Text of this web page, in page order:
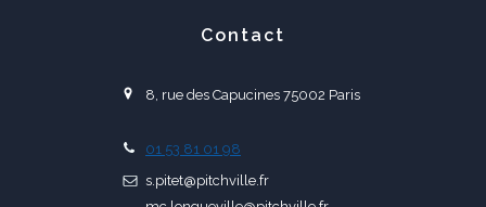
Contact
8, rue des Capucines 75002 Paris
01 53 81 01 98
s.pitet@pitchville.fr